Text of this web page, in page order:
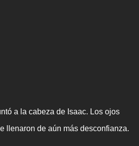
a la cabeza de Isaac. Los ojos
llenaron de aún más desconfianza.